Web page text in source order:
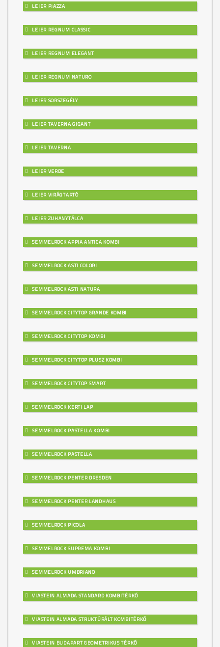
LEIER PIAZZA
LEIER REGNUM CLASSIC
LEIER REGNUM ELEGANT
LEIER REGNUM NATURO
LEIER SORSZEGÉLY
LEIER TAVERNA GIGANT
LEIER TAVERNA
LEIER VERDE
LEIER VIRÁGTARTÓ
LEIER ZUHANYTÁLCA
SEMMELROCK APPIA ANTICA KOMBI
SEMMELROCK ASTI COLORI
SEMMELROCK ASTI NATURA
SEMMELROCK CITYTOP GRANDE KOMBI
SEMMELROCK CITYTOP KOMBI
SEMMELROCK CITYTOP PLUSZ KOMBI
SEMMELROCK CITYTOP SMART
SEMMELROCK KERTI LAP
SEMMELROCK PASTELLA KOMBI
SEMMELROCK PASTELLA
SEMMELROCK PENTER DRESDEN
SEMMELROCK PENTER LANDHAUS
SEMMELROCK PICOLA
SEMMELROCK SUPREMA KOMBI
SEMMELROCK UMBRIANO
VIASTEIN ALMADA STANDARD KOMBITÉRKŐ
VIASTEIN ALMADA STRUKTÚRÁLT KOMBITÉRKŐ
VIASTEIN BUDAPART GEOMETRIKUS TÉRKŐ